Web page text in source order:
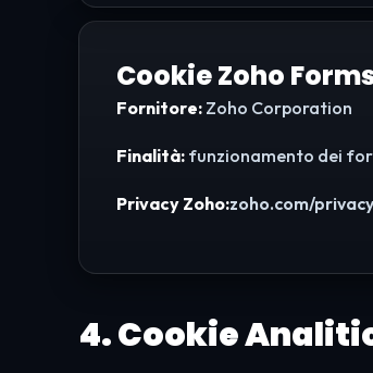
Cookie Zoho
Fornitore: Zoho Corporation
Finalità: funzionamento dei
Privacy Zoho:zoho.com/privacy
4. Cookie